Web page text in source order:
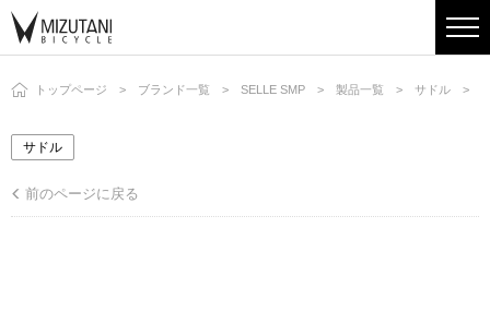
トップページ ブランド一覧 SELLE SMP 製品一覧 サドル
サドル
前のページに戻る